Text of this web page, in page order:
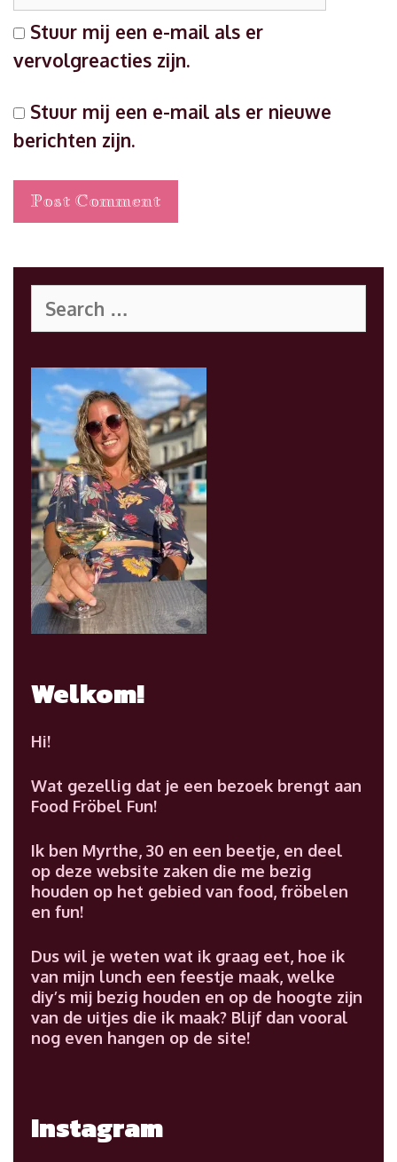
Stuur mij een e-mail als er
vervolgreacties zijn.
Stuur mij een e-mail als er nieuwe
berichten zijn.
for:
Welkom!
Hi!
Wat gezellig dat je een bezoek brengt aan
Food Fröbel Fun!
Ik ben Myrthe, 30 en een beetje, en deel
op deze website zaken die me bezig
houden op het gebied van food, fröbelen
en fun!
Dus wil je weten wat ik graag eet, hoe ik
van mijn lunch een feestje maak, welke
diy’s mij bezig houden en op de hoogte zijn
van de uitjes die ik maak? Blijf dan vooral
nog even hangen op de site!
Instagram